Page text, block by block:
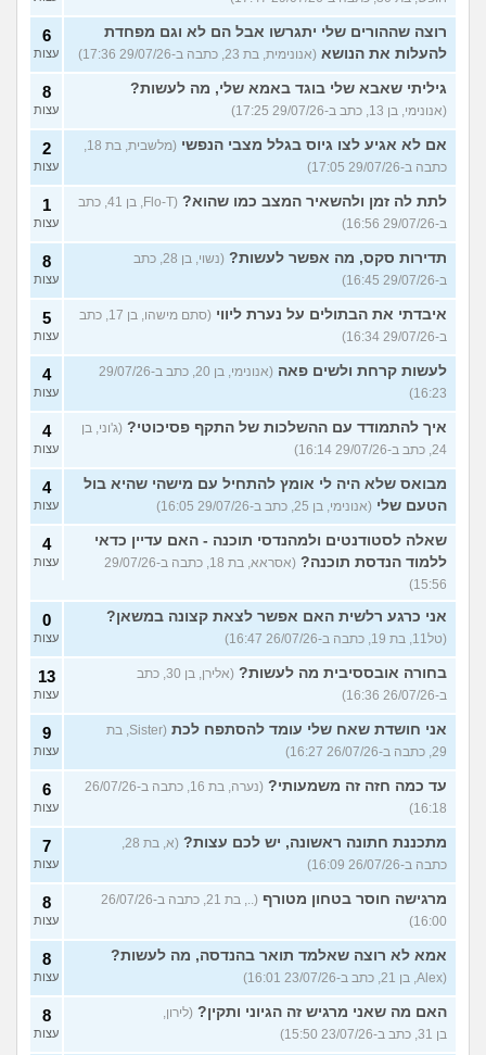
רוצה שההורים שלי יתגרשו אבל הם לא וגם מפחדת
להעלות את הנושא (אנונימית, בת 23, כתבה ב-29/07/26 17:36)
6
עצות
גיליתי שאבא שלי בוגד באמא שלי, מה לעשות?
(אנונימי, בן 13, כתב ב-29/07/26 17:25)
8
עצות
אם לא אגיע לצו גיוס בגלל מצבי הנפשי
כתבה ב-29/07/26 17:05)
2
עצות
לתת לה זמן ולהשאיר המצב כמו שהוא?
(Flo-T, בן 41, כתב
ב-29/07/26 16:56)
1
עצות
תדירות סקס, מה אפשר לעשות?
(נשוי, בן 28, כתב
ב-29/07/26 16:45)
8
עצות
איבדתי את הבתולים על נערת ליווי
(סתם מישהו, בן 17, כתב
ב-29/07/26 16:34)
5
עצות
לעשות קרחת ולשים פאה
(אנונימי, בן 20, כתב ב-29/07/26
16:23)
4
עצות
איך להתמודד עם ההשלכות של התקף פסיכוטי? (ג'וני, בן
24, כתב ב-29/07/26 16:14)
4
עצות
מבואס שלא היה לי אומץ להתחיל עם מישהי שהיא בול
הטעם שלי (אנונימי, בן 25, כתב ב-29/07/26 16:05)
4
עצות
שאלה לסטודנטים ולמהנדסי תוכנה - האם עדיין כדאי
ללמוד הנדסת תוכנה?
(אסראא, בת 18, כתבה ב-29/07/26
15:56)
4
עצות
אני כרגע רלשית האם אפשר לצאת קצונה במשאן?
(טל11, בת 19, כתבה ב-26/07/26 16:47)
0
עצות
בחורה אובססיבית מה לעשות?
(אלירן, בן 30, כתב
ב-26/07/26 16:36)
13
עצות
אני חושדת שאח שלי עומד להסתפח לכת
(Sister, בת
29, כתבה ב-26/07/26 16:27)
9
עצות
עד כמה חזה זה משמעותי?
(נערה, בת 16, כתבה ב-26/07/26
16:18)
6
עצות
מתכננת חתונה ראשונה, יש לכם עצות?
כתבה ב-26/07/26 16:09)
7
עצות
מרגישה חוסר בטחון מטורף
(.., בת 21, כתבה ב-26/07/26
16:00)
8
עצות
אמא לא רוצה שאלמד תואר בהנדסה, מה לעשות?
(Alex, בן 21, כתב ב-23/07/26 16:01)
8
עצות
האם מה שאני מרגיש זה הגיוני ותקין? (לירון,
בן 31, כתב ב-23/07/26 15:50)
8
עצות